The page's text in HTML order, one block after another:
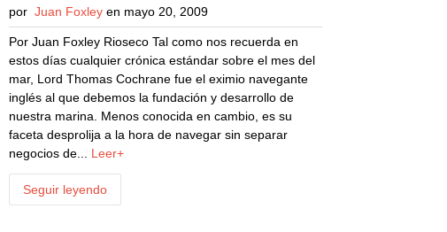
porJuan Foxley en mayo 20, 2009
Por Juan Foxley Rioseco Tal como nos recuerda en
estos días cualquier crónica estándar sobre el mes del
mar, Lord Thomas Cochrane fue el eximio navegante
inglés al que debemos la fundación y desarrollo de
nuestra marina. Menos conocida en cambio, es su
faceta desprolija a la hora de navegar sin separar
negocios de... Leer+
Seguir leyendo